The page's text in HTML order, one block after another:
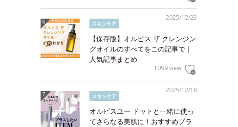
2025/12/23
スキンケア
【保存版】オルビス ザ クレンジン
グオイルのすべてをこの記事で｜
人気記事まとめ
1099 view
2025/12/18
スキンケア
オルビスユー ドットと一緒に使っ
てさらなる美肌に！おすすめプラ